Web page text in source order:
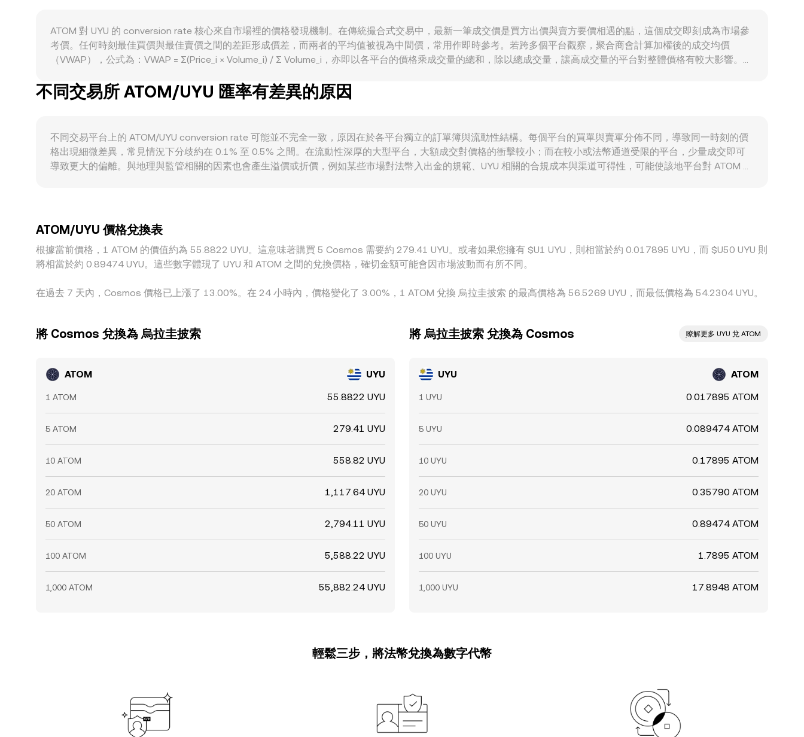
ATOM/UYU 的定價短期波動。技術面上，永續合約的資金費率變化顯示多空槓桿失衡，可能引發現貨與合約間的基差波動；選擇權到期日的集中未平倉量會放大波動區
間；鏈上與交易所的大額錢包（所謂「巨鯨」）充值或提幣流向，亦常造成短期流動性與價格的快速變化，疊加這些因素共同塑造 ATOM/UYU 的即時 conversion
rate。
ATOM 對 UYU 的 conversion rate 核心來自市場裡的價格發現機制。在傳統撮合式交易中，最新一筆成交價是買方出價與賣方要價相遇的點，這個成交即刻成為市場參
考價。任何時刻最佳買價與最佳賣價之間的差距形成價差，而兩者的平均值被視為中間價，常用作即時參考。若跨多個平台觀察，聚合商會計算加權後的成交均價
（VWAP），公式為：VWAP = Σ(Price_i × Volume_i) / Σ Volume_i，亦即以各平台的價格乘成交量的總和，除以總成交量，讓高成交量的平台對整體價格有較大影響。對
Cosmos 生態的去中心化交易中，ATOM 於 Osmosis 等自動做市商（AMM）池的價格遵循恆定乘積模型 x × y = k，其中 x、y 是兩種資產的庫存，價格可由 price = y/x
近似推得；池中資產比例與外部套利會使 DEX 價格與中心化市場趨於一致，進而透過路徑如 ATOM/USDT 與 USDT/UYU 的換算影響到觀察到的 ATOM/UYU conversion
不同交易所 ATOM/UYU 匯率有差異的原因
不同交易平台上的 ATOM/UYU conversion rate 可能並不完全一致，原因在於各平台獨立的訂單簿與流動性結構。每個平台的買單與賣單分佈不同，導致同一時刻的價
格出現細微差異，常見情況下分歧約在 0.1% 至 0.5% 之間。在流動性深厚的大型平台，大額成交對價格的衝擊較小；而在較小或法幣通道受限的平台，少量成交即可
導致更大的偏離。與地理與監管相關的因素也會產生溢價或折價，例如某些市場對法幣入出金的規範、UYU 相關的合規成本與渠道可得性，可能使該地平台對 ATOM 的
ATOM/UYU 價格兌換表
根據當前價格，1 ATOM 的價值約為 55.8822 UYU。這意味著購買 5 Cosmos 需要約 279.41 UYU。或者如果您擁有 $U1 UYU，則相當於約 0.017895 UYU，而 $U50 UYU 則
將相當於約 0.89474 UYU。這些數字體現了 UYU 和 ATOM 之間的兌換價格，確切金額可能會因市場波動而有所不同。
在過去 7 天內，Cosmos 價格已上漲了 13.00%。在 24 小時內，價格變化了 3.00%，1 ATOM 兌換 烏拉圭披索 的最高價格為 56.5269 UYU，而最低價格為 54.2304 UYU。
將 Cosmos 兌換為 烏拉圭披索
ATOM UYU
1 ATOM 55.8822 UYU
5 ATOM 279.41 UYU
10 ATOM 558.82 UYU
20 ATOM 1,117.64 UYU
50 ATOM 2,794.11 UYU
100 ATOM 5,588.22 UYU
1,000 ATOM 55,882.24 UYU
將 烏拉圭披索 兌換為 Cosmos ִִִִִִִִִִִִִִִִִִִִִִִִִִִִִִִִִִִִִִִִִִִִִִִ瞭解更多 UYU 兌 ATOM
UYU ATOM
1 UYU 0.017895 ATOM
5 UYU 0.089474 ATOM
10 UYU 0.17895 ATOM
20 UYU 0.35790 ATOM
50 UYU 0.89474 ATOM
100 UYU 1.7895 ATOM
1,000 UYU 17.8948 ATOM
輕鬆三步，將法幣兌換為數字代幣